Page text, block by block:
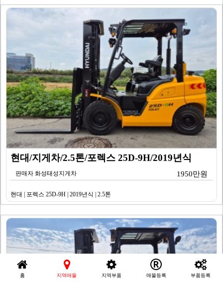
현대/지게차/2.5톤/포렉스 25D-9H/2019년식
판매자 화성태성지게차 1950만원
현대 | 포렉스 25D-9H | 2019년식 | 2.5톤
홈 지역매물 지역부품 매물등록 부품등록